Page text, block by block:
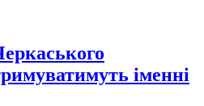
іменні